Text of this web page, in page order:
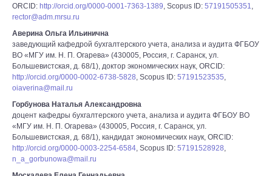
ORCID: http://orcid.org/0000-0001-7363-1389, Scopus ID: 57191505351,
rector@adm.mrsu.ru
Аверина Ольга Ильинична
заведующий кафедрой бухгалтерского учета, анализа и аудита ФГБОУ
ВО «МГУ им. Н. П. Огарева» (430005, Россия, г. Саранск, ул.
Большевистская, д. 68/1), доктор экономических наук, ORCID:
http://orcid.org/0000-0002-6738-5828, Scopus ID: 57191523535,
oiaverina@mail.ru
Горбунова Наталья Александровна
доцент кафедры бухгалтерского учета, анализа и аудита ФГБОУ ВО
«МГУ им. Н. П. Огарева» (430005, Россия, г. Саранск, ул.
Большевистская, д. 68/1), кандидат экономических наук, ORCID:
http://orcid.org/0000-0003-2254-6584, Scopus ID: 57191528928,
n_a_gorbunowa@mail.ru